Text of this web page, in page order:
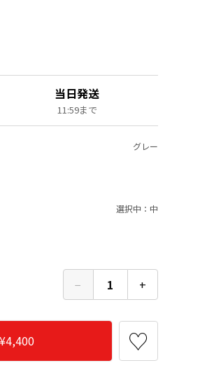
当日発送
11:59まで
グレー
選択中：中
− 1 +